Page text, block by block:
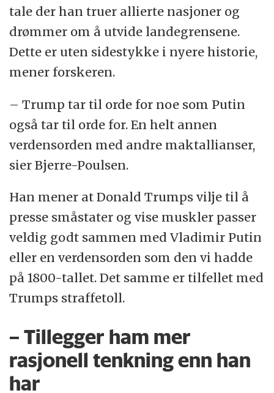
tale der han truer allierte nasjoner og
drømmer om å utvide landegrensene.
Dette er uten sidestykke i nyere historie,
mener forskeren.
– Trump tar til orde for noe som Putin
også tar til orde for. En helt annen
verdensorden med andre maktallianser,
sier Bjerre-Poulsen.
Han mener at Donald Trumps vilje til å
presse småstater og vise muskler passer
veldig godt sammen med Vladimir Putin
eller en verdensorden som den vi hadde
på 1800-tallet. Det samme er tilfellet med
Trumps straffetoll.
– Tillegger ham mer
rasjonell tenkning enn han
har